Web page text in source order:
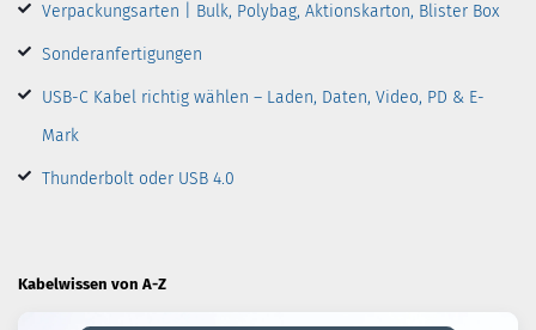
Verpackungsarten | Bulk, Polybag, Aktionskarton, Blister Box
Sonderanfertigungen
USB-C Kabel richtig wählen – Laden, Daten, Video, PD & E-
Mark
Thunderbolt oder USB 4.0
Kabelwissen von A-Z